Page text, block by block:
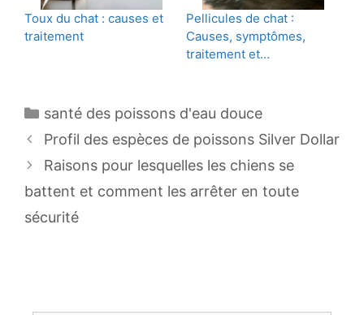
Toux du chat : causes et
traitement
Pellicules de chat :
Causes, symptômes,
traitement et…
Catégories
santé des poissons d'eau douce
Navigation
des
Profil des espèces de poissons Silver Dollar
Raisons pour lesquelles les chiens se
battent et comment les arrêter en toute
sécurité